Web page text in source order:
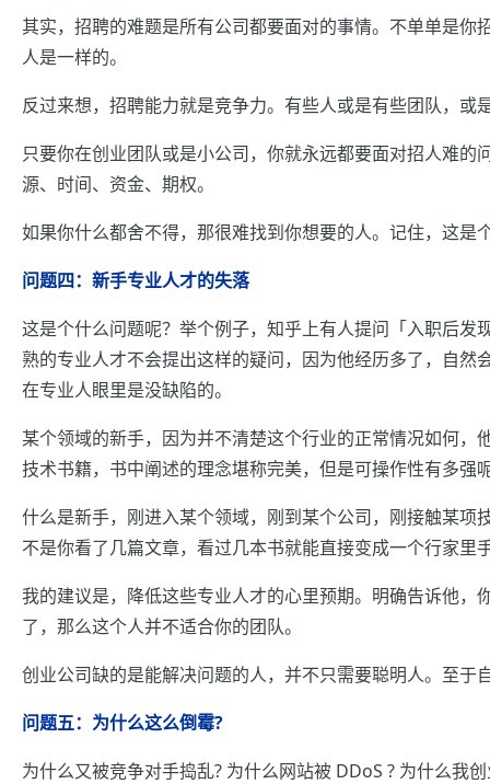
其实，招聘的难题是所有公司都要面对的事情。不单单是
人是一样的。
反过来想，招聘能力就是竞争力。有些人或是有些团队，或
只要你在创业团队或是小公司，你就永远都要面对招人难
源、时间、资金、期权。
如果你什么都舍不得，那很难找到你想要的人。记住，这是
问题四：新手专业人才的失落
这是个什么问题呢？举个例子，知乎上有人提问「入职后
熟的专业人才不会提出这样的疑问，因为他经历多了，自
在专业人眼里是没缺陷的。
某个领域的新手，因为并不清楚这个行业的正常情况如何
技术书籍，书中阐述的理念堪称完美，但是可操作性有多强
什么是新手，刚进入某个领域，刚到某个公司，刚接触某
不是你看了几篇文章，看过几本书就能直接变成一个行家里
我的建议是，降低这些专业人才的心里预期。明确告诉他
了，那么这个人并不适合你的团队。
创业公司缺的是能解决问题的人，并不只需要聪明人。至
问题五：为什么这么倒霉?
为什么又被竞争对手捣乱? 为什么网站被 DDoS ? 为什么我